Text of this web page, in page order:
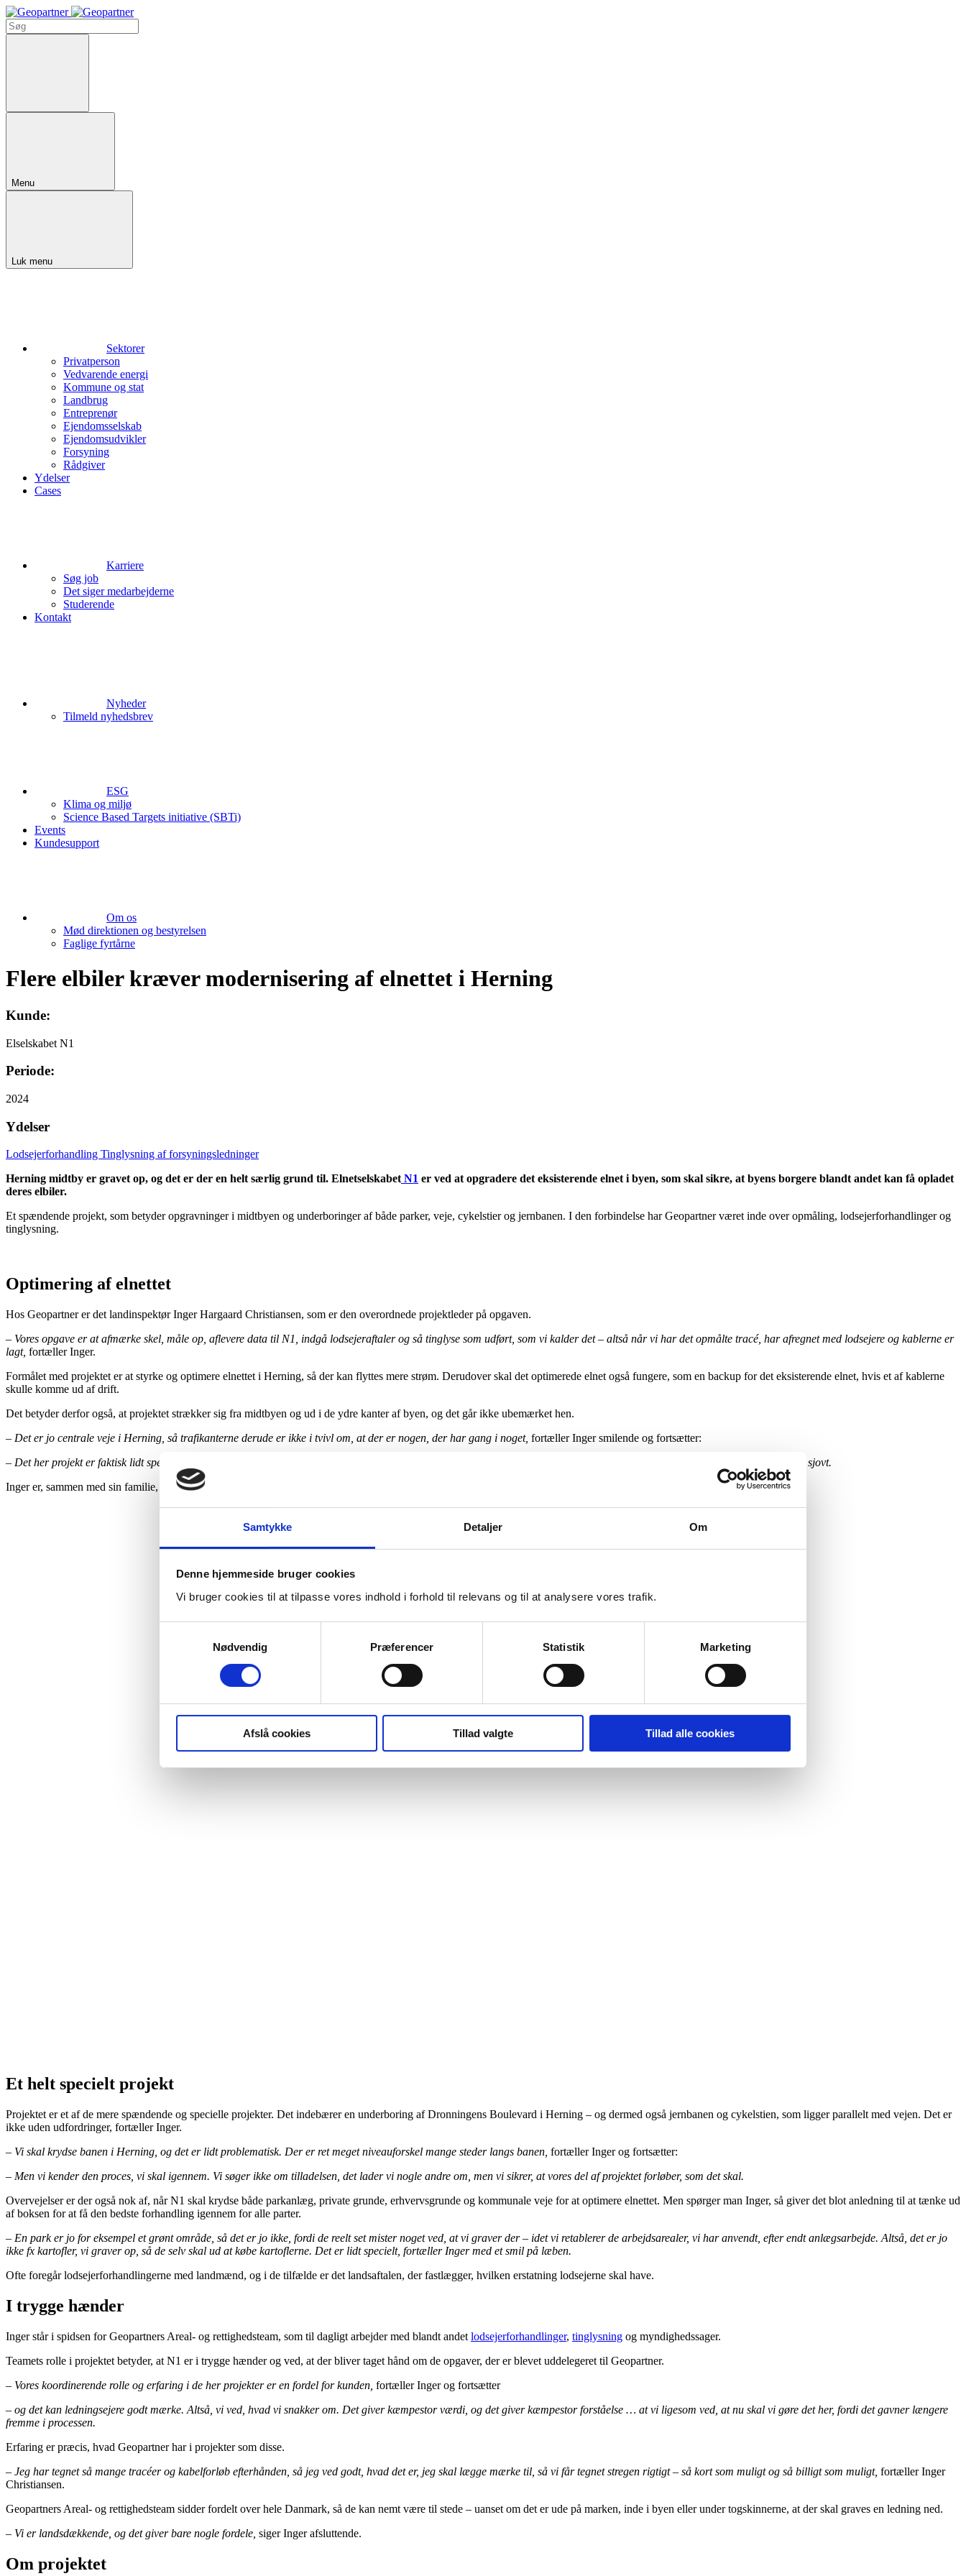
Samtykke Detaljer Om
Denne hjemmeside bruger cookies
Vi bruger cookies til at tilpasse vores indhold i forhold til relevans og til at analysere vores trafik.
Nødvendig
Præferencer Statistik Marketing
Afslå cookies Tillad valgte Tillad alle cookies
Menu
Luk menu
Sektorer
Privatperson
Vedvarende energi
Kommune og stat
Landbrug
Entreprenør
Ejendomsselskab
Ejendomsudvikler
Forsyning
Rådgiver
Ydelser
Cases
Karriere
Søg job
Det siger medarbejderne
Studerende
Kontakt
Nyheder
Tilmeld nyhedsbrev
ESG
Klima og miljø
Science Based Targets initiative (SBTi)
Events
Kundesupport
Om os
Mød direktionen og bestyrelsen
Faglige fyrtårne
Flere elbiler kræver modernisering af elnettet i Herning
Kunde:
Elselskabet N1
Periode:
2024
Ydelser
Lodsejerforhandling Tinglysning af forsyningsledninger
Herning midtby er gravet op, og det er der en helt særlig grund til. ElnetselskabetN1 er ved at opgradere det eksisterende elnet i byen, som skal sikre, at byens borgere blandt andet kan få opladet
deres elbiler.
Et spændende projekt, som betyder opgravninger i midtbyen og underboringer af både parker, veje, cykelstier og jernbanen. I den forbindelse har Geopartner været inde over opmåling, lodsejerforhandlinger og
tinglysning.
Optimering af elnettet
Hos Geopartner er det landinspektør Inger Hargaard Christiansen, som er den overordnede projektleder på opgaven.
– Vores opgave er at afmærke skel, måle op, aflevere data til N1, indgå lodsejeraftaler og så tinglyse som udført, som vi kalder det – altså når vi har det opmålte tracé, har afregnet med lodsejere og kablerne er
lagt, fortæller Inger.
Formålet med projektet er at styrke og optimere elnettet i Herning, så der kan flyttes mere strøm. Derudover skal det optimerede elnet også fungere, som en backup for det eksisterende elnet, hvis et af kablerne
skulle komme ud af drift.
Det betyder derfor også, at projektet strækker sig fra midtbyen og ud i de ydre kanter af byen, og det går ikke ubemærket hen.
– Det er jo centrale veje i Herning, så trafikanterne derude er ikke i tvivl om, at der er nogen, der har gang i noget, fortæller Inger smilende og fortsætter:
– Det her projekt er faktisk lidt specielt for mig, fordi det er i Herning. Jeg har lavet rigtig mange projekter, men jeg har stort set ikke lavet noget i Herning før, så det er også lidt sjovt.
Inger er, sammen med sin familie, bosat i Herning, og arbejder derfor også til daglig på Geopartners kontor i Herning. Det er derfor et meget lokalt projekt for Inger.
Et helt specielt projekt
Projektet er et af de mere spændende og specielle projekter. Det indebærer en underboring af Dronningens Boulevard i Herning – og dermed også jernbanen og cykelstien, som ligger parallelt med vejen. Det er
ikke uden udfordringer, fortæller Inger.
– Vi skal krydse banen i Herning, og det er lidt problematisk. Der er ret meget niveauforskel mange steder langs banen, fortæller Inger og fortsætter:
– Men vi kender den proces, vi skal igennem. Vi søger ikke om tilladelsen, det lader vi nogle andre om, men vi sikrer, at vores del af projektet forløber, som det skal.
Overvejelser er der også nok af, når N1 skal krydse både parkanlæg, private grunde, erhvervsgrunde og kommunale veje for at optimere elnettet. Men spørger man Inger, så giver det blot anledning til at tænke ud
af boksen for at få den bedste forhandling igennem for alle parter.
– En park er jo for eksempel et grønt område, så det er jo ikke, fordi de reelt set mister noget ved, at vi graver der – idet vi retablerer de arbejdsarealer, vi har anvendt, efter endt anlægsarbejde. Altså, det er jo
ikke fx kartofler, vi graver op, så de selv skal ud at købe kartoflerne. Det er lidt specielt, fortæller Inger med et smil på læben.
Ofte foregår lodsejerforhandlingerne med landmænd, og i de tilfælde er det landsaftalen, der fastlægger, hvilken erstatning lodsejerne skal have.
I trygge hænder
Inger står i spidsen for Geopartners Areal- og rettighedsteam, som til dagligt arbejder med blandt andet lodsejerforhandlinger, tinglysning og myndighedssager.
Teamets rolle i projektet betyder, at N1 er i trygge hænder og ved, at der bliver taget hånd om de opgaver, der er blevet uddelegeret til Geopartner.
– Vores koordinerende rolle og erfaring i de her projekter er en fordel for kunden, fortæller Inger og fortsætter
– og det kan ledningsejere godt mærke. Altså, vi ved, hvad vi snakker om. Det giver kæmpestor værdi, og det giver kæmpestor forståelse … at vi ligesom ved, at nu skal vi gøre det her, fordi det gavner længere
fremme i processen.
Erfaring er præcis, hvad Geopartner har i projekter som disse.
– Jeg har tegnet så mange tracéer og kabelforløb efterhånden, så jeg ved godt, hvad det er, jeg skal lægge mærke til, så vi får tegnet stregen rigtigt – så kort som muligt og så billigt som muligt, fortæller Inger
Christiansen.
Geopartners Areal- og rettighedsteam sidder fordelt over hele Danmark, så de kan nemt være til stede – uanset om det er ude på marken, inde i byen eller under togskinnerne, at der skal graves en ledning ned.
– Vi er landsdækkende, og det giver bare nogle fordele, siger Inger afsluttende.
Om projektet